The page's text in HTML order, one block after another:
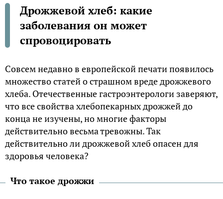
Дрожжевой хлеб: какие
заболевания он может
спровоцировать
Совсем недавно в европейской печати появилось
множество статей о страшном вреде дрожжевого
хлеба. Отечественные гастроэнтерологи заверяют,
что все свойства хлебопекарных дрожжей до
конца не изучены, но многие факторы
действительно весьма тревожны. Так
действительно ли дрожжевой хлеб опасен для
здоровья человека?
Что такое дрожжи